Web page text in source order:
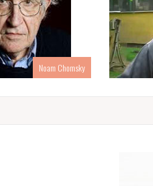
Noam Chomsky